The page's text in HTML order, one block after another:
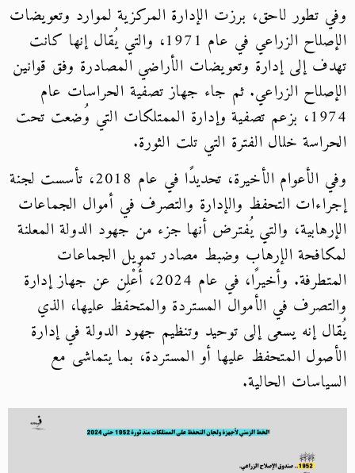
وفي تطور لاحق، برزت الإدارة المركزية لموارد وتعويضات
الإصلاح الزراعي في عام 1971، والتي يُقال إنها كانت
تهدف إلى إدارة وتعويضات الأراضي المصادرة وفق قوانين
الإصلاح الزراعي. ثم جاء جهاز تصفية الحراسات عام
1974، بزعم تصفية وإدارة الممتلكات التي وُضعت تحت
الحراسة خلال الفترة التي تلت الثورة.
وفي الأعوام الأخيرة، تحديدًا في عام 2018، تأسست لجنة
إجراءات التحفظ والإدارة والتصرف في أموال الجماعات
الإرهابية، والتي يُفترض أنها جزء من جهود الدولة المعلنة
لمكافحة الإرهاب وضبط مصادر تمويل الجماعات
المتطرفة. وأخيرًا، في عام 2024، أُعْلِن عن جهاز إدارة
والتصرف في الأموال المستردة والمتحفظ عليها، الذي
يُقال إنه يسعى إلى توحيد وتنظيم جهود الدولة في إدارة
الأصول المتحفظ عليها أو المستردة، بما يتماشى مع
السياسات الحالية.